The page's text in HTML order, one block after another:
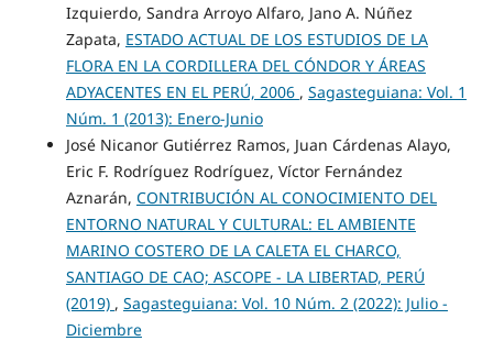
Izquierdo, Sandra Arroyo Alfaro, Jano A. Núñez
Zapata, ESTADO ACTUAL DE LOS ESTUDIOS DE LA
FLORA EN LA CORDILLERA DEL CÓNDOR Y ÁREAS
ADYACENTES EN EL PERÚ, 2006 , Sagasteguiana: Vol. 1
Núm. 1 (2013): Enero-Junio
José Nicanor Gutiérrez Ramos, Juan Cárdenas Alayo,
Eric F. Rodríguez Rodríguez, Víctor Fernández
Aznarán, CONTRIBUCIÓN AL CONOCIMIENTO DEL
ENTORNO NATURAL Y CULTURAL: EL AMBIENTE
MARINO COSTERO DE LA CALETA EL CHARCO,
SANTIAGO DE CAO; ASCOPE - LA LIBERTAD, PERÚ
(2019) , Sagasteguiana: Vol. 10 Núm. 2 (2022): Julio -
Diciembre